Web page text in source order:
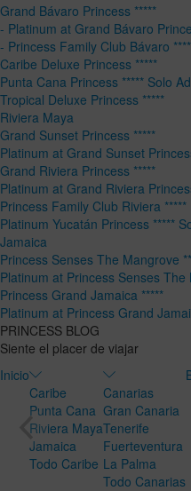
Grand Bávaro Princess *****
- Platinum at Grand Bávaro
- Princess Family Club Bávaro
Caribe Deluxe Princess *****
Punta Cana Princess ***** Solo
Tropical Deluxe Princess *****
Riviera Maya
Grand Sunset Princess *****
Platinum at Grand Sunset
Grand Riviera Princess *****
Platinum at Grand Riviera
Princess Family Club Riviera *****
Platinum Yucatán Princess *****
Jamaica
Princess Senses The Mangrove
Platinum at Princess Senses The
Princess Grand Jamaica *****
Platinum at Princess Grand
PRINCESS BLOG
Siente el placer de viajar
Inicio
Caribe
Punta Cana
Riviera Maya
Jamaica
Todo Caribe
Canarias
Gran Canaria
Tenerife
Fuerteventura
La Palma
Todo Canarias